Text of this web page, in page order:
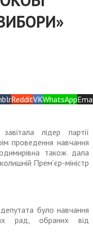
RedditVKWhatsApp
лідер партії
проведення навчання
також дала
Прем’єр-міністр
було навчання
рад, обраних від